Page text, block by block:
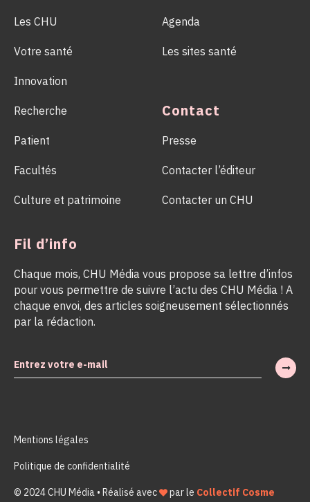
Les CHU
Votre santé
Innovation
Recherche
Patient
Facultés
Culture et patrimoine
Agenda
Les sites santé
Contact
Presse
Contacter l’éditeur
Contacter un CHU
Fil d’info
Chaque mois, CHU Média vous propose sa lettre d’infos
pour vous permettre de suivre l’actu des CHU Média ! A
chaque envoi, des articles soigneusement sélectionnés
par la rédaction.
Mentions légales
Politique de confidentialité
© 2024 CHU Média • Réalisé avec par le Collectif Cosme